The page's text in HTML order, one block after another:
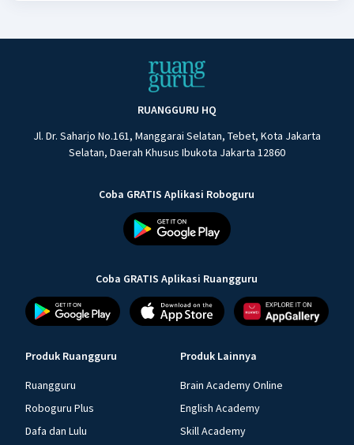
RUANGGURU HQ
Jl. Dr. Saharjo No.161, Manggarai Selatan, Tebet, Kota Jakarta
Selatan, Daerah Khusus Ibukota Jakarta 12860
Coba GRATIS Aplikasi Roboguru
Coba GRATIS Aplikasi Ruangguru
Produk Ruangguru
Ruangguru
Roboguru Plus
Dafa dan Lulu
Produk Lainnya
Brain Academy Online
English Academy
Skill Academy